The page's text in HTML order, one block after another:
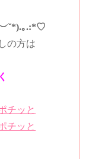
｡.:*♡
の方は
チッと
チッと